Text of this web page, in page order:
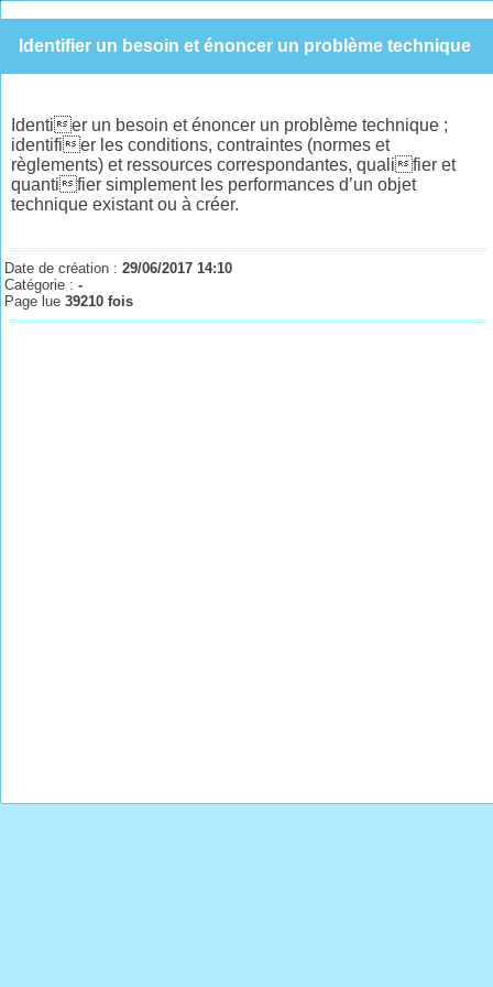
Identifier un besoin et énoncer un problème technique
Identier un besoin et énoncer un problème technique ;
identifier les conditions, contraintes (normes et
règlements) et ressources correspondantes, qualifier et
quantifier simplement les performances d’un objet
technique existant ou à créer.
Date de création :29/06/2017 14:10
Catégorie :-
Page lue39210 fois